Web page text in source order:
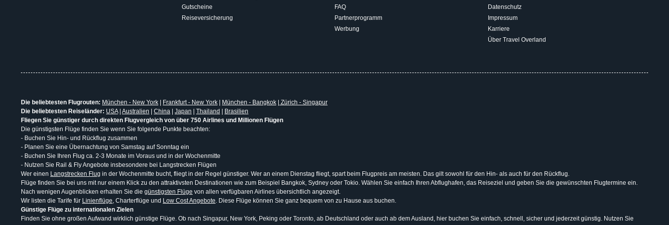
Gutscheine
Reiseversicherung
FAQ
Partnerprogramm
Werbung
Datenschutz
Impressum
Karriere
Über Travel Overland
Die beliebtesten Flugrouten: München - New York | Frankfurt - New York | München - Bangkok | Zürich - Singapur
Die beliebtesten Reiseländer: USA| Australien | China | Japan | Thailand | Brasilien
Fliegen Sie günstiger durch direkten Flugvergleich von über 750 Airlines und Millionen Flügen
Die günstigsten Flüge finden Sie wenn Sie folgende Punkte beachten:
- Buchen Sie Hin- und Rückflug zusammen
- Planen Sie eine Übernachtung von Samstag auf Sonntag ein
- Buchen Sie Ihren Flug ca. 2-3 Monate im Voraus und in der Wochenmitte
- Nutzen Sie Rail & Fly Angebote insbesondere bei Langstrecken Flügen
Wer einen Langstrecken Flug in der Wochenmitte bucht, fliegt in der Regel günstiger. Wer an einem Dienstag fliegt, spart beim Flugpreis am meisten. Das gilt sowohl für den Hin- als auch für den Rückflug.
Flüge finden Sie bei uns mit nur einem Klick zu den attraktivsten Destinationen wie zum Beispiel Bangkok, Sydney oder Tokio. Wählen Sie einfach Ihren Abflughafen, das Reiseziel und geben Sie die gewünschten Flugtermine ein.
Nach wenigen Augenblicken erhalten Sie die günstigsten Flüge von allen verfügbaren Airlines übersichtlich angezeigt.
Wir listen die Tarife für Linienflüge , Charterflüge und Low Cost Angebote . Diese Flüge können Sie ganz bequem von zu Hause aus buchen.
Günstige Flüge zu internationalen Zielen
Finden Sie ohne großen Aufwand wirklich günstige Flüge. Ob nach Singapur, New York, Peking oder Toronto, ab Deutschland oder auch ab dem Ausland, hier buchen Sie einfach, schnell, sicher und jederzeit günstig. Nutzen Sie